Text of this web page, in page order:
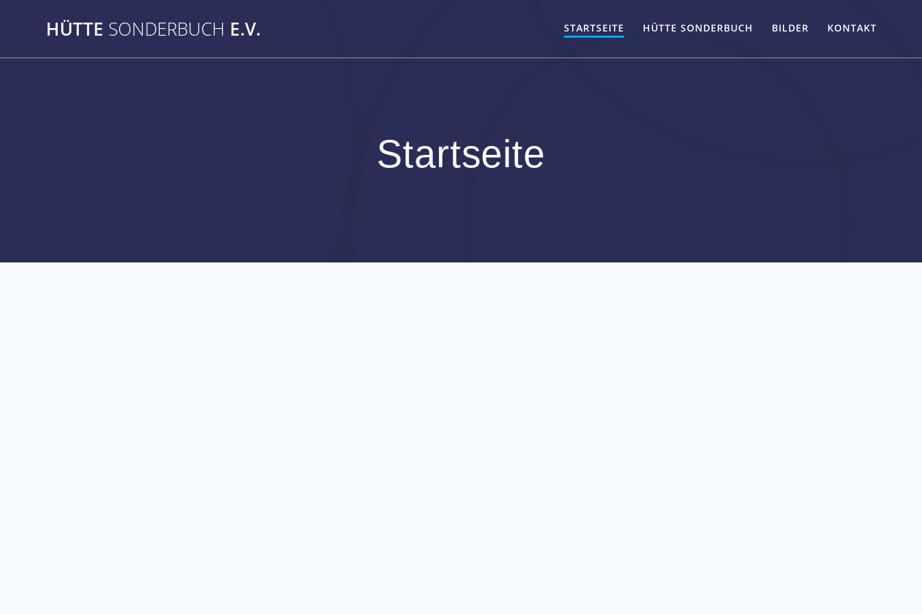
HÜTTE SONDERBUCH E.V. STARTSEITE HÜTTE SONDERBUCH BILDER KONTAKT
Startseite